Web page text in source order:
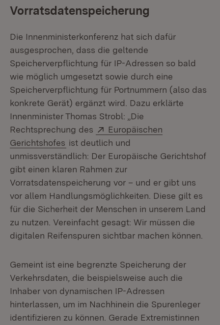
Vorratsdatenspeicherung
Die Innenministerkonferenz hat sich dafür
ausgesprochen, dass die geltende
Speicherverpflichtung für IP-Adressen so bald
wie möglich umgesetzt sowie durch eine
Speicherverpflichtung für Portnummern (also das
konkrete Gerät) ergänzt wird. Dazu erklärte
Innenminister Thomas Strobl: „Die
Rechtsprechung des
Extern:
Europäischen
Gerichtshofes (Öffnet in neuem Fenster)
ist deutlich und
unmissverständlich: Der Europäische Gerichtshof
gibt einen klaren Rahmen zur
Vorratsdatenspeicherung vor – und er gibt uns
vor allem Handlungsmöglichkeiten. Diese gilt es
für die Sicherheit der Menschen in unserem Land
zu nutzen. Vereinfacht gesagt: Wir müssen die
digitalen Reifenspuren sichtbar machen können.
Gemeint ist eine begrenzte Speicherung der
Verkehrsdaten, die beispielsweise auch die
Inhaber von dynamischen IP-Adressen
hinterlassen, um im Nachhinein die Spurenleger
identifizieren zu können. Gerade Extremistinnen